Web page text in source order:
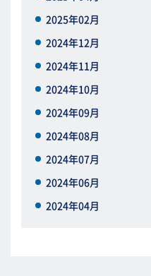
2025年02月
2024年12月
2024年11月
2024年10月
2024年09月
2024年08月
2024年07月
2024年06月
2024年04月